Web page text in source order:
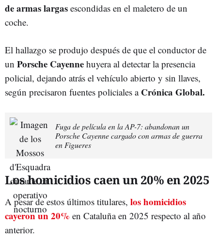
de armas largas escondidas en el maletero de un
coche.
El hallazgo se produjo después de que el conductor de
un Porsche Cayenne huyera al detectar la presencia
policial, dejando atrás el vehículo abierto y sin llaves,
según precisaron fuentes policiales a Crónica Global.
Fuga de película en la AP-7: abandonan un
Porsche Cayenne cargado con armas de guerra
en Figueres
Los homicidios caen un 20% en 2025
A pesar de estos últimos titulares, los homicidios
cayeron un 20% en Cataluña en 2025 respecto al año
anterior.